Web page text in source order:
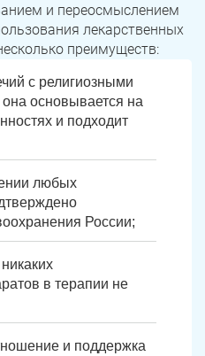
и переосмыслением
лекарственных
преимуществ:
с религиозными
основывается на
и подходит
любых
России;
в терапии не
и поддержка